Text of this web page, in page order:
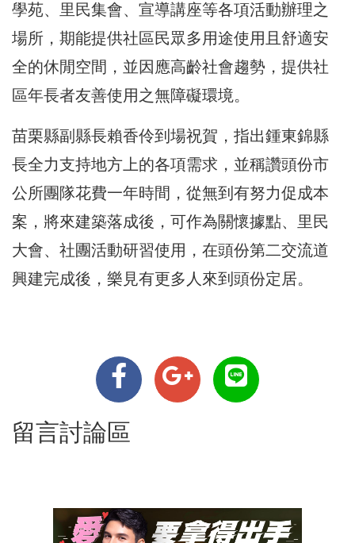
學苑、里民集會、宣導講座等各項活動辦理之
場所，期能提供社區民眾多用途使用且舒適安
全的休閒空間，並因應高齡社會趨勢，提供社
區年長者友善使用之無障礙環境。
苗栗縣副縣長賴香伶到場祝賀，指出鍾東錦縣
長全力支持地方上的各項需求，並稱讚頭份市
公所團隊花費一年時間，從無到有努力促成本
案，將來建築落成後，可作為關懷據點、里民
大會、社團活動研習使用，在頭份第二交流道
興建完成後，樂見有更多人來到頭份定居。
留言討論區